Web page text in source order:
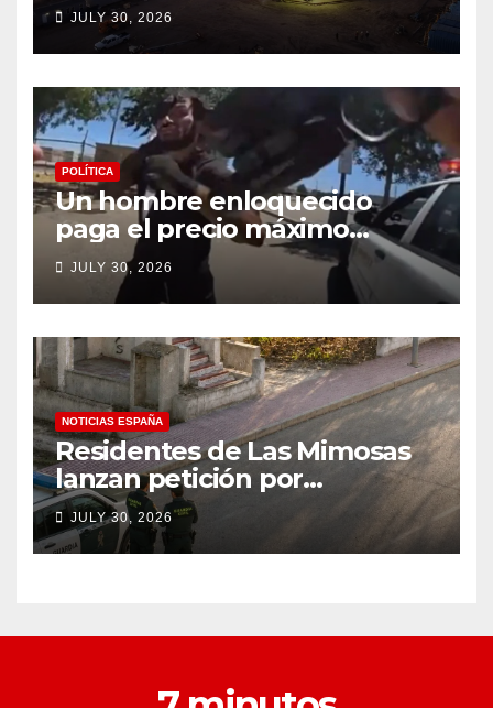
JULY 30, 2026
POLÍTICA
Un hombre enloquecido
paga el precio máximo
después de llevar un cuchillo
a un tiroteo con agentes del
condado de Los Ángeles
(VIDEO) * The Gateway
Pundit * por Cullen
Linebarger
JULY 30, 2026
NOTICIAS ESPAÑA
Residentes de Las Mimosas
lanzan petición por
disminución ‘inaceptable’ de
servicios básicos – The
Leader
JULY 30, 2026